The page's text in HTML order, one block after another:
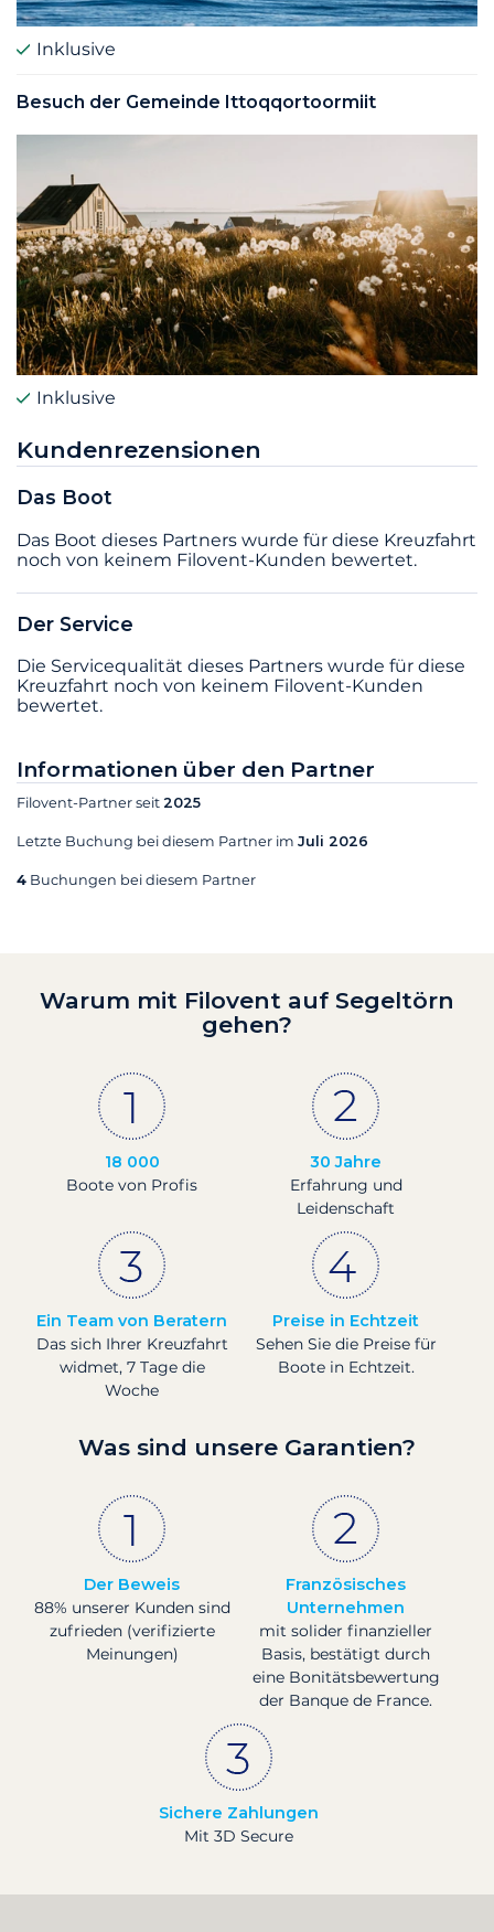
Inklusive
Besuch der Gemeinde Ittoqqortoormiit
Inklusive
Kundenrezensionen
Das Boot
Das Boot dieses Partners wurde für diese Kreuzfahrt
noch von keinem Filovent-Kunden bewertet.
Der Service
Die Servicequalität dieses Partners wurde für diese
Kreuzfahrt noch von keinem Filovent-Kunden
bewertet.
Informationen über den Partner
Filovent-Partner seit 2025
Letzte Buchung bei diesem Partner im Juli 2026
4 Buchungen bei diesem Partner
Warum mit Filovent auf Segeltörn
gehen?
18 000
Boote von Profis
30 Jahre
Erfahrung und
Leidenschaft
Ein Team von Beratern
Das sich Ihrer Kreuzfahrt
widmet, 7 Tage die
Woche
Preise in Echtzeit
Sehen Sie die Preise für
Boote in Echtzeit.
Was sind unsere Garantien?
Der Beweis
88% unserer Kunden sind
zufrieden (verifizierte
Meinungen)
Französisches
Unternehmen
mit solider finanzieller
Basis, bestätigt durch
eine Bonitätsbewertung
der Banque de France.
Sichere Zahlungen
Mit 3D Secure